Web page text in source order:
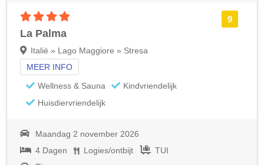
9
La Palma
Italië » Lago Maggiore » Stresa
MEER INFO
Wellness & Sauna
Kindvriendelijk
Huisdiervriendelijk
Maandag 2 november 2026
4 Dagen
Logies/ontbijt
TUI